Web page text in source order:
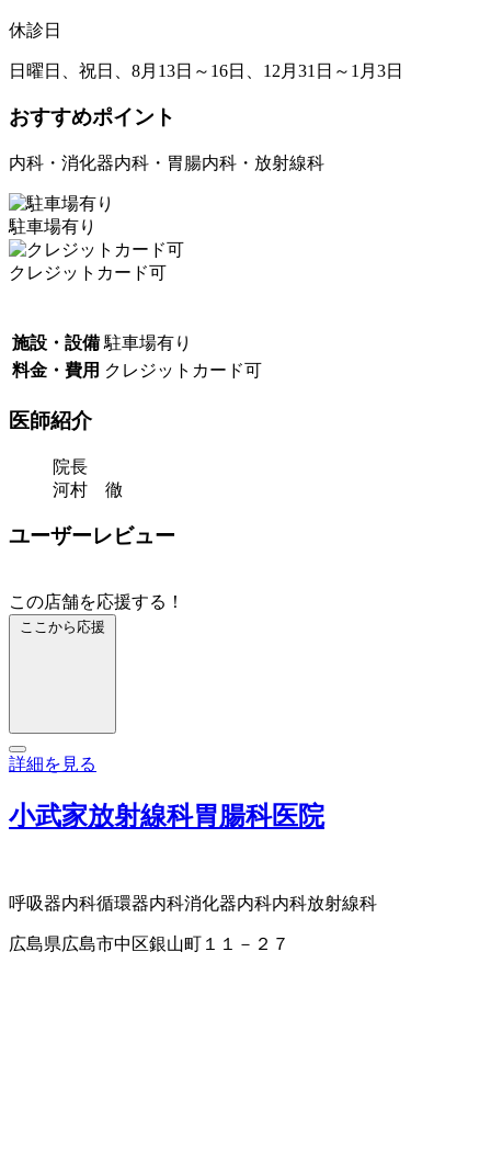
休診日
日曜日、祝日、8月13日～16日、12月31日～1月3日
おすすめポイント
内科・消化器内科・胃腸内科・放射線科
駐車場有り
クレジットカード可
施設・設備 駐車場有り
料金・費用 クレジットカード可
医師紹介
院長
河村 徹
ユーザーレビュー
この店舗を応援する！
ここから応援
詳細を見る
小武家放射線科胃腸科医院
呼吸器内科循環器内科消化器内科内科放射線科
広島県広島市中区銀山町１１－２７